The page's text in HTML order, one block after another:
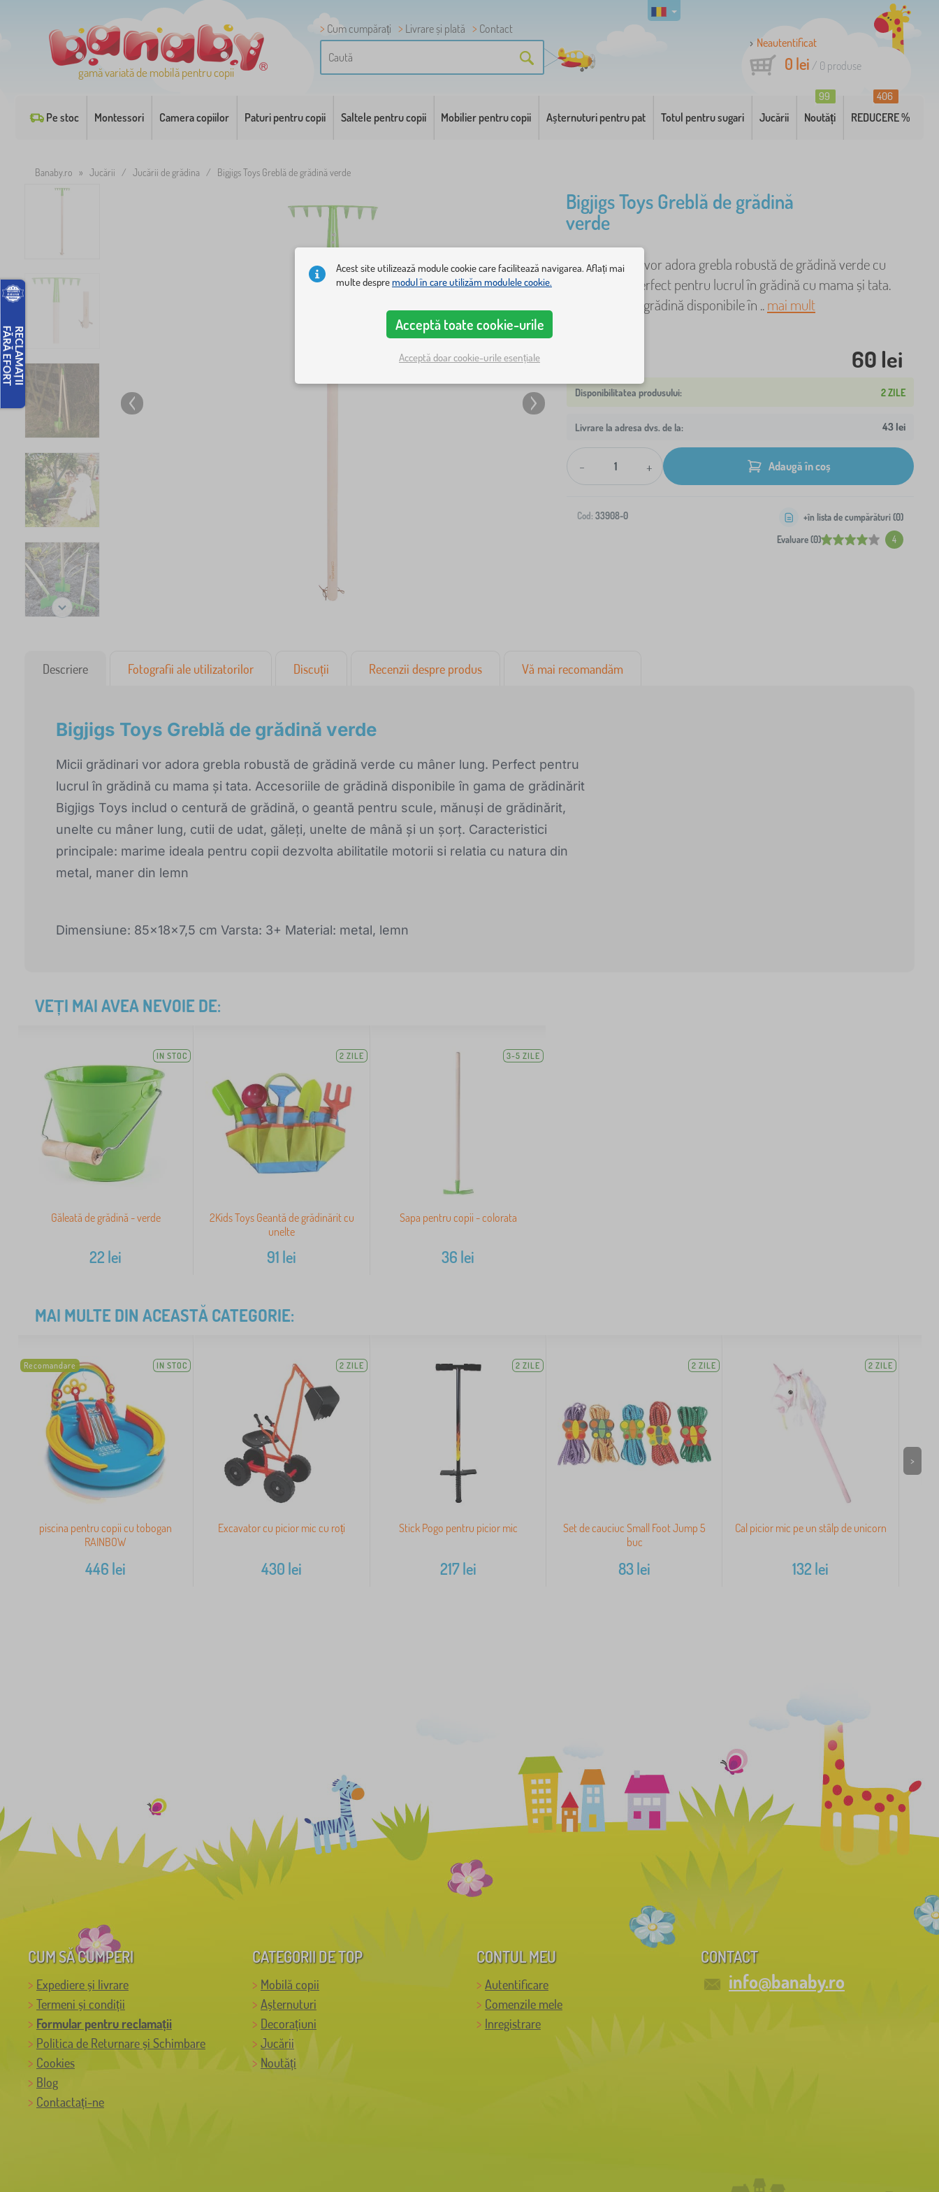
gamă variată de mobilă pentru copii
Cum cumpărați Livrare și plată
Contact
Neautentificat
0 lei / 0 produse
Pe stoc Montessori Camera copiilor Paturi pentru copii Saltele pentru copii Mobilier pentru copii Așternuturi pentru pat Totul pentru sugari Jucării Noutăți
99
REDUCERE %
406
Banaby.ro » Jucării / Jucării de grădina / Bigjigs Toys Greblă de grădină verde
Bigjigs Toys Greblă de grădină
verde
Micii grădinari vor adora grebla robustă de grădină verde cu
mâner lung. Perfect pentru lucrul în grădină cu mama și tata.
Accesoriile de grădină disponibile în ..mai mult
60 lei
2 ZILE
Livrare la adresa dvs. de la: 43 lei
- + Adaugă în coș
Cod: 33908-0
Evaluare (0) 4
+în lista de cumpărături (0)
Descriere Fotografii ale utilizatorilor Discuții Recenzii despre produs Vă mai recomandăm
Bigjigs Toys Greblă de grădină verde
Micii grădinari vor adora grebla robustă de grădină verde cu mâner lung. Perfect pentru
lucrul în grădină cu mama și tata. Accesoriile de grădină disponibile în gama de grădinărit
Bigjigs Toys includ o centură de grădină, o geantă pentru scule, mănuși de grădinărit,
unelte cu mâner lung, cutii de udat, găleți, unelte de mână și un șorț. Caracteristici
principale: marime ideala pentru copii dezvolta abilitatile motorii si relatia cu natura din
metal, maner din lemn
Dimensiune: 85x18x7,5 cm Varsta: 3+ Material: metal, lemn
VEȚI MAI AVEA NEVOIE DE:
IN STOC
Găleată de grădină - verde
22 lei
2 ZILE
2Kids Toys Geantă de grădinărit cu
unelte
91 lei
3-5 ZILE
Sapa pentru copii - colorata
36 lei
MAI MULTE DIN ACEASTĂ CATEGORIE:
Recomandare IN STOC
piscina pentru copii cu tobogan
RAINBOW
446 lei
2 ZILE
Excavator cu picior mic cu roți
430 lei
2 ZILE
Stick Pogo pentru picior mic
217lei
2 ZILE
Set de cauciuc Small Foot Jump 5
buc
83lei
2 ZILE
Cal picior mic pe un stâlp de unicorn
132 lei
>
CUM SĂ CUMPERI
Expediere și livrare
Termeni și condiții
Formular pentru reclamații
Politica de Returnare și Schimbare
Cookies
Blog
Contactați-ne
CATEGORII DE TOP
Mobilă copii
Așternuturi
Decorațiuni
Jucării
Noutăți
CONTUL MEU
Autentificare
Comenzile mele
Inregistrare
CONTACT
info@banaby.ro
Acest site utilizează module cookie care facilitează navigarea. Aflați mai
multe despremodul în care utilizăm modulele cookie.
Acceptă toate cookie-urile
Acceptă doar cookie-urile esențiale